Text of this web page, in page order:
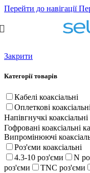
Перейти до навігації
Закрити
Категорії товарів
Кабелі коаксіальні
Оплеткові
Напівгнучкі коаксіальні
Гофровані коаксіальні
Випромінюючі
Роз'єми коаксіальні
4.3-10 роз'єми
N
роз'єми
TNC роз'єми